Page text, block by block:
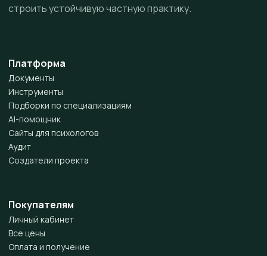
строить устойчивую частную практику.
Платформа
Документы
Инструменты
Подборки по специализациям
AI-помощник
Сайты для психологов
Аудит
Создатели проекта
Покупателям
Личный кабинет
Все цены
Оплата и получение